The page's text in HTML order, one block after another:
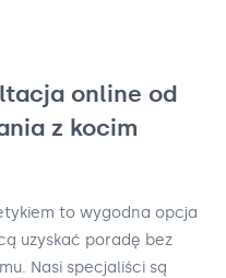
online od
z kocim
to wygodna opcja
uzyskać poradę bez
Nasi specjaliści są